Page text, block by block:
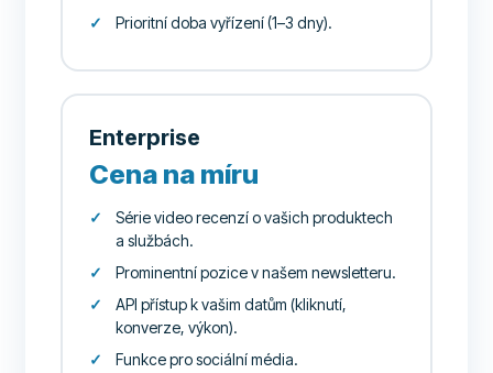
Prioritní doba vyřízení (1–3 dny).
Enterprise
Cena na míru
Série video recenzí o vašich produktech
a službách.
Prominentní pozice v našem newsletteru.
API přístup k vašim datům (kliknutí,
konverze, výkon).
Funkce pro sociální média.